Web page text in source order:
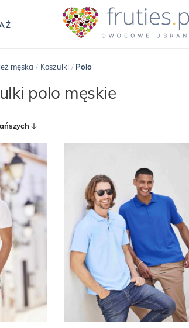
męska / Koszulki / Polo
polo męskie